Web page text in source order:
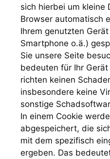
sich hierbei um kleine
Browser automatisch
Ihrem genutzten
Smartphone o.ä.)
Sie unsere Seite
bedeuten für Ihr
richten keinen
insbesondere keine
sonstige
In einem Cookie
abgespeichert, die
mit dem spezifisch
ergeben. Das